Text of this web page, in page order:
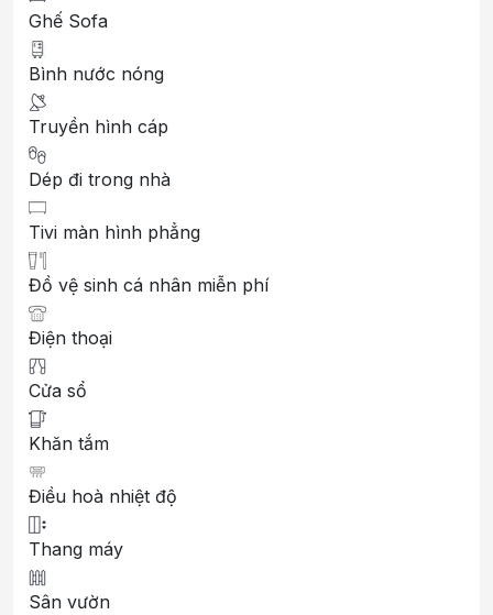
Ghế Sofa
Bình nước nóng
Truyền hình cáp
Dép đi trong nhà
Tivi màn hình phẳng
Đồ vệ sinh cá nhân miễn phí
Điện thoại
Cửa sổ
Khăn tắm
Điều hoà nhiệt độ
Thang máy
Sân vườn